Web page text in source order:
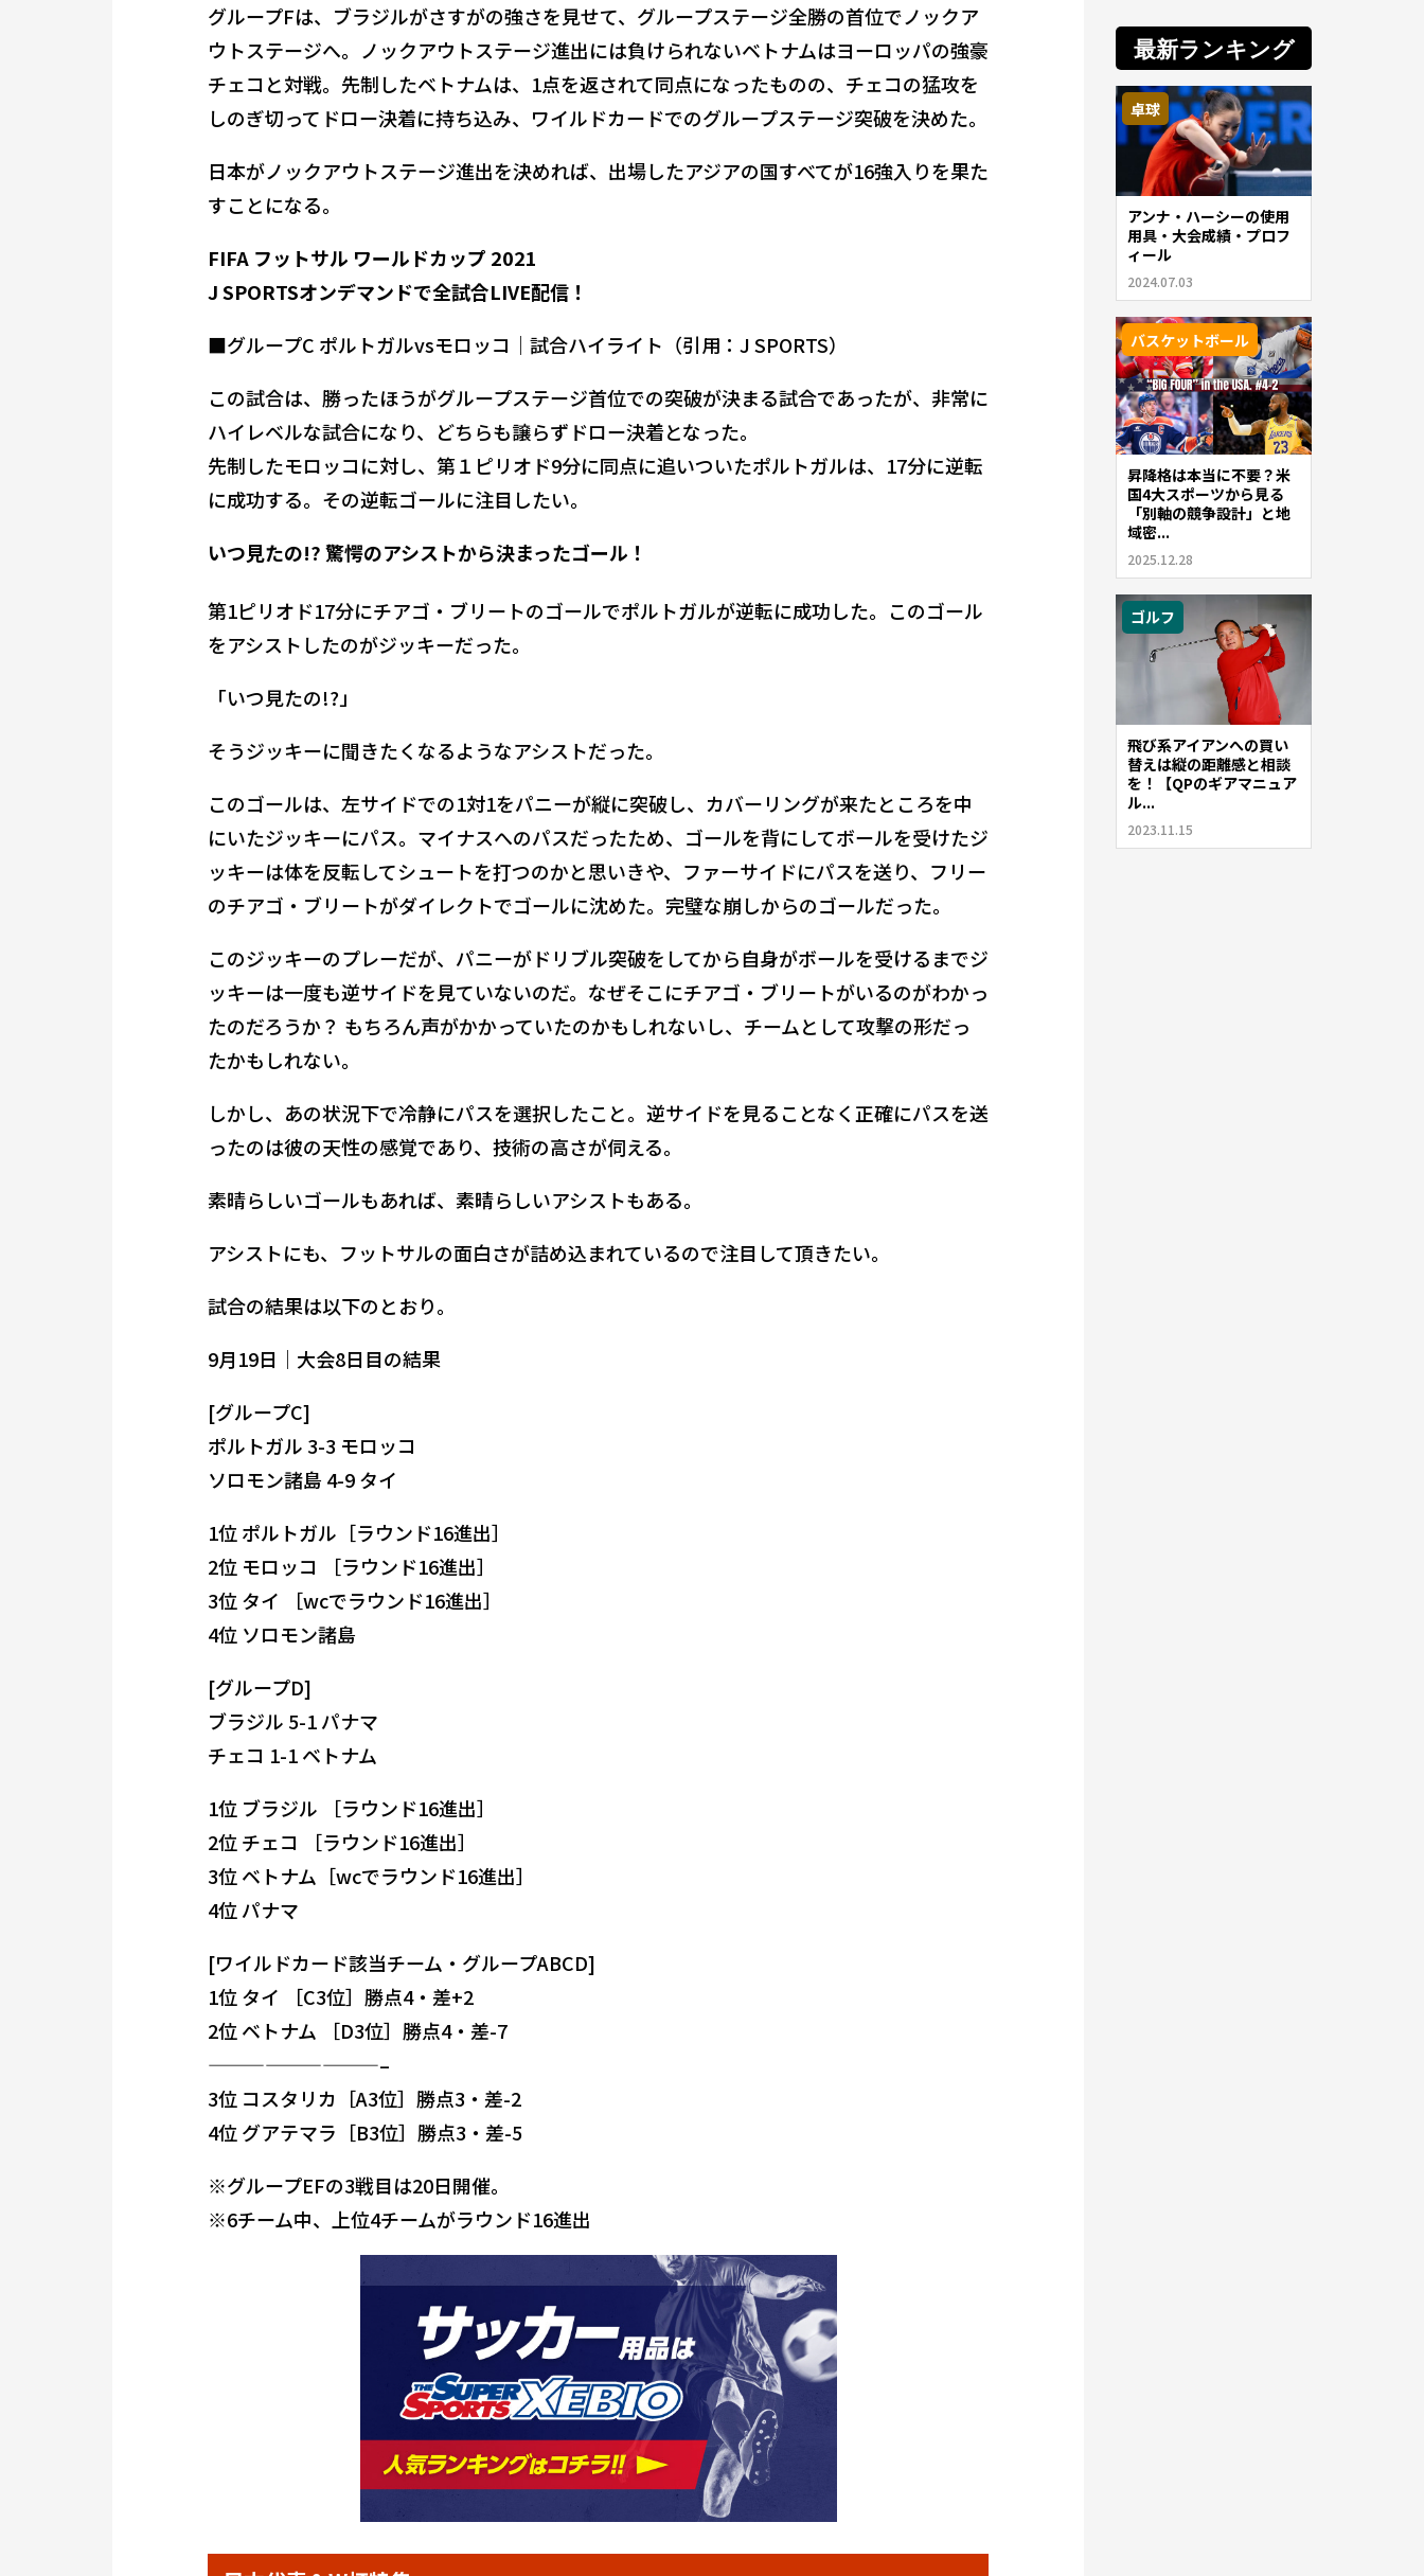
グループFは、ブラジルがさすがの強さを見せて、グループステージ全勝の首位でノックア
ウトステージへ。ノックアウトステージ進出には負けられないベトナムはヨーロッパの強豪
チェコと対戦。先制したベトナムは、1点を返されて同点になったものの、チェコの猛攻を
しのぎ切ってドロー決着に持ち込み、ワイルドカードでのグループステージ突破を決めた。
日本がノックアウトステージ進出を決めれば、出場したアジアの国すべてが16強入りを果た
すことになる。
FIFA フットサル ワールドカップ 2021
J SPORTSオンデマンドで全試合LIVE配信！
■グループC ポルトガルvsモロッコ｜試合ハイライト（引用：J SPORTS）
この試合は、勝ったほうがグループステージ首位での突破が決まる試合であったが、非常に
ハイレベルな試合になり、どちらも譲らずドロー決着となった。
先制したモロッコに対し、第１ピリオド9分に同点に追いついたポルトガルは、17分に逆転
に成功する。その逆転ゴールに注目したい。
いつ見たの!? 驚愕のアシストから決まったゴール！
第1ピリオド17分にチアゴ・ブリートのゴールでポルトガルが逆転に成功した。このゴール
をアシストしたのがジッキーだった。
「いつ見たの!?」
そうジッキーに聞きたくなるようなアシストだった。
このゴールは、左サイドでの1対1をパニーが縦に突破し、カバーリングが来たところを中
にいたジッキーにパス。マイナスへのパスだったため、ゴールを背にしてボールを受けたジ
ッキーは体を反転してシュートを打つのかと思いきや、ファーサイドにパスを送り、フリー
のチアゴ・ブリートがダイレクトでゴールに沈めた。完璧な崩しからのゴールだった。
このジッキーのプレーだが、パニーがドリブル突破をしてから自身がボールを受けるまでジ
ッキーは一度も逆サイドを見ていないのだ。なぜそこにチアゴ・ブリートがいるのがわかっ
たのだろうか？ もちろん声がかかっていたのかもしれないし、チームとして攻撃の形だっ
たかもしれない。
しかし、あの状況下で冷静にパスを選択したこと。逆サイドを見ることなく正確にパスを送
ったのは彼の天性の感覚であり、技術の高さが伺える。
素晴らしいゴールもあれば、素晴らしいアシストもある。
アシストにも、フットサルの面白さが詰め込まれているので注目して頂きたい。
試合の結果は以下のとおり。
9月19日｜大会8日目の結果
[グループC]
ポルトガル 3-3 モロッコ
ソロモン諸島 4-9 タイ
1位 ポルトガル［ラウンド16進出］
2位 モロッコ ［ラウンド16進出］
3位 タイ ［wcでラウンド16進出］
4位 ソロモン諸島
[グループD]
ブラジル 5-1 パナマ
チェコ 1-1 ベトナム
1位 ブラジル ［ラウンド16進出］
2位 チェコ ［ラウンド16進出］
3位 ベトナム［wcでラウンド16進出］
4位 パナマ
[ワイルドカード該当チーム・グループABCD]
1位 タイ ［C3位］勝点4・差+2
2位 ベトナム ［D3位］勝点4・差-7
—————————–
3位 コスタリカ［A3位］勝点3・差-2
4位 グアテマラ［B3位］勝点3・差-5
※グループEFの3戦目は20日開催。
※6チーム中、上位4チームがラウンド16進出
最新ランキング
卓球
アンナ・ハーシーの使用
用具・大会成績・プロフ
ィール
2024.07.03
バスケットボール
昇降格は本当に不要？米
国4大スポーツから見る
「別軸の競争設計」と地
域密...
2025.12.28
ゴルフ
飛び系アイアンへの買い
替えは縦の距離感と相談
を！【QPのギアマニュア
ル...
2023.11.15